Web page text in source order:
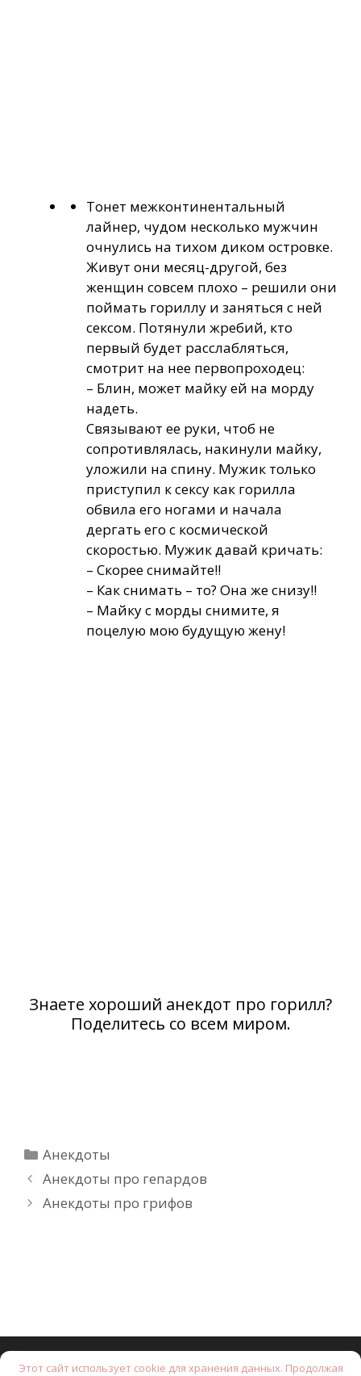
Тонет межконтинентальный
лайнер, чудом несколько мужчин
очнулись на тихом диком островке.
Живут они месяц-другой, без
женщин совсем плохо – решили они
поймать гориллу и заняться с ней
сексом. Потянули жребий, кто
первый будет расслабляться,
смотрит на нее первопроходец:
– Блин, может майку ей на морду
надеть.
Связывают ее руки, чтоб не
сопротивлялась, накинули майку,
уложили на спину. Мужик только
приступил к сексу как горилла
обвила его ногами и начала
дергать его с космической
скоростью. Мужик давай кричать:
– Скорее снимайте!!
– Как снимать – то? Она же снизу!!
– Майку с морды снимите, я
поцелую мою будущую жену!
Знаете хороший анекдот про горилл?
Поделитесь со всем миром.
Рубрики
Анекдоты
Анекдоты про гепардов
Анекдоты про грифов
Этот сайт использует cookie для хранения данных. Продолжая